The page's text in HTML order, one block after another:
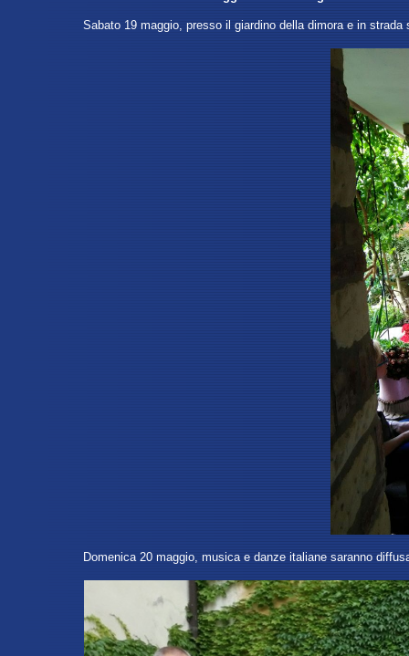
Sabato 19 maggio, presso il giardino della dimora e in strada
Domenica 20 maggio, musica e danze italiane saranno